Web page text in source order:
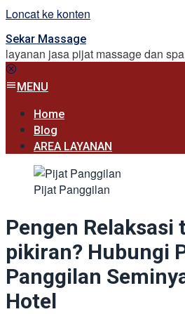
Loncat ke konten
Sekar Massage
layanan jasa pijat massage dan
MENU
Home
Blog
AREA LAYANAN
Pijat Panggilan
Pengen Relaksasi
pikiran? Hubungi
Panggilan
Hotel